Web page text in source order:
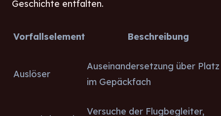
Vorfallselement Beschreibung
Auslöser
Auseinandersetzung über Platz
im Gepäckfach
Versuche der Flugbegleiter,